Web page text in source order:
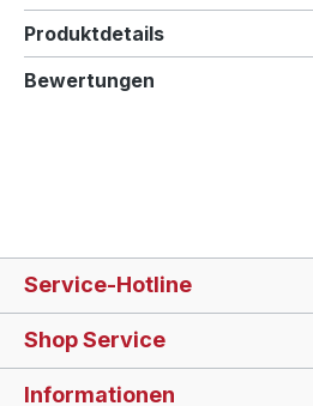
Produktdetails
Bewertungen
Service-Hotline
Shop Service
Informationen